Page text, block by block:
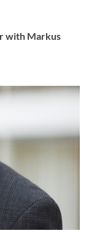
with Markus